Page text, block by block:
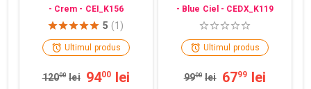
- Crem - CEI_K156
5 (1)
Ultimul produs
12000 lei 9400 lei
- Blue Ciel - CEDX_K119
Ultimul produs
9900 lei 6799 lei